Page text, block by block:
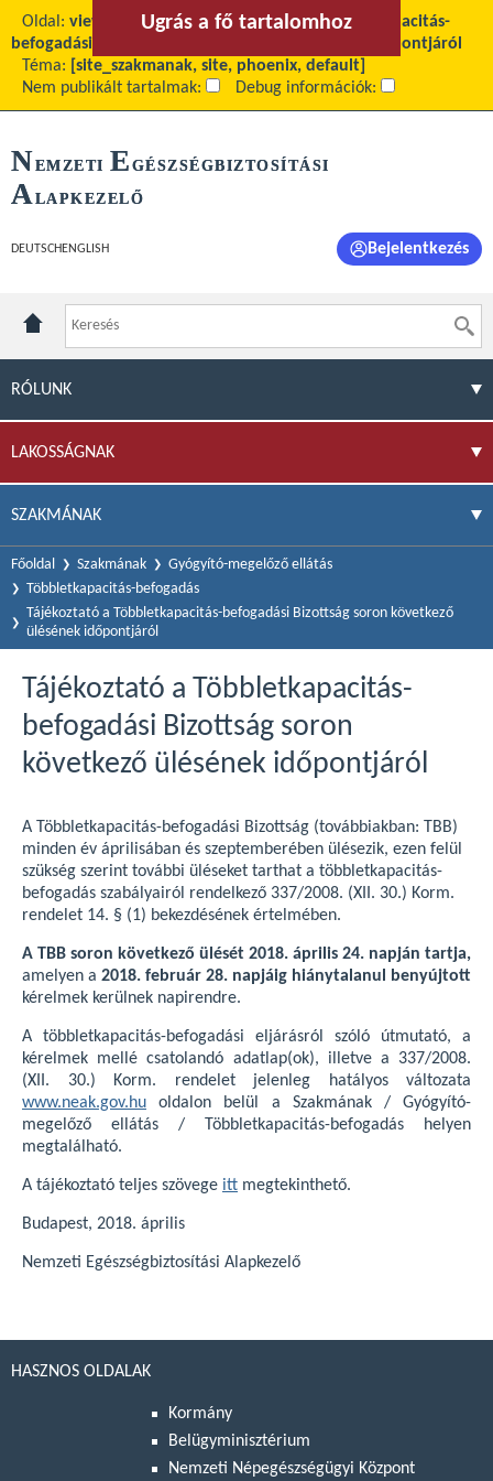
Oldal: view Fő tartalom: Tájékoztató a Többletkapacitás-
befogadási Bizottság soron következő ülésének időpontjáról
Téma:
[site_szakmanak, site, phoenix, default]
Nem publikált tartalmak:
Debug információk:
Ugrás a menühöz
Ugrás a fő tartalomhoz
NEMZETI E GÉSZSÉGBIZTOSÍTÁSI
ALAPKEZELŐ
DEUTSCH ENGLISH Bejelentkezés
RÓLUNK
LAKOSSÁGNAK
SZAKMÁNAK
Főoldal Szakmának
Gyógyító-megelőző ellátás
Többletkapacitás-befogadás
Tájékoztató a Többletkapacitás-befogadási Bizottság soron következő
ülésének időpontjáról
Tájékoztató a Többletkapacitás-
befogadási Bizottság soron
következő ülésének időpontjáról
A Többletkapacitás-befogadási Bizottság (továbbiakban: TBB)
minden év áprilisában és szeptemberében ülésezik, ezen felül
szükség szerint további üléseket tarthat a többletkapacitás-
befogadás szabályairól rendelkező 337/2008. (XII. 30.) Korm.
rendelet 14. § (1) bekezdésének értelmében.
A TBB soron következő ülését 2018. április 24. napján tartja,
amelyen a 2018. február 28. napjáig hiánytalanul benyújtott
kérelmek kerülnek napirendre.
A többletkapacitás-befogadási eljárásról szóló útmutató, a
kérelmek mellé csatolandó adatlap(ok), illetve a 337/2008.
(XII. 30.) Korm. rendelet jelenleg hatályos változata
www.neak.gov.hu oldalon belül a Szakmának / Gyógyító-
megelőző ellátás / Többletkapacitás-befogadás helyen
megtalálható.
A tájékoztató teljes szövege itt megtekinthető.
Budapest, 2018. április
Nemzeti Egészségbiztosítási Alapkezelő
HASZNOS OLDALAK
Kormány
Belügyminisztérium
Nemzeti Népegészségügyi Központ